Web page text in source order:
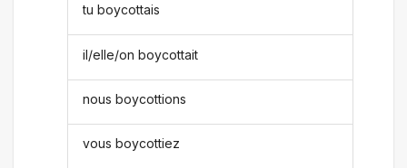
tu boycottais
il/elle/on boycottait
nous boycottions
vous boycottiez